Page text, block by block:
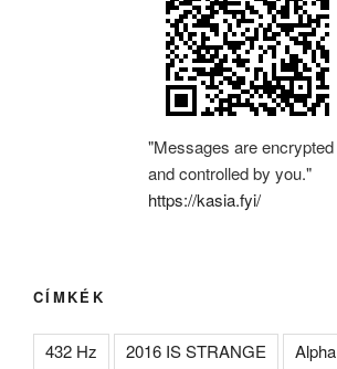
"Messages are encrypted
and controlled by you."
https://kasia.fyi/
CÍMKÉK
432 Hz 2016 IS STRANGE Alpha